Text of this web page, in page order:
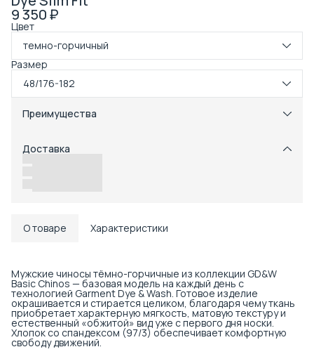
9 350 ₽
Цвет
темно-горчичный
Размер
48/176-182
Преимущества
Примерка при получении в пункте выдачи
Возможность отказаться от части товаров
Доставка
О товаре Характеристики
Мужские чиносы тёмно-горчичные из коллекции GD&W
Basic Chinos — базовая модель на каждый день с
технологией Garment Dye & Wash. Готовое изделие
окрашивается и стирается целиком, благодаря чему ткань
приобретает характерную мягкость, матовую текстуру и
естественный «обжитой» вид уже с первого дня носки.
Хлопок со спандексом (97/3) обеспечивает комфортную
свободу движений.